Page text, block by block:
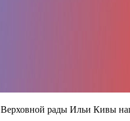
рады Ильи Кивы